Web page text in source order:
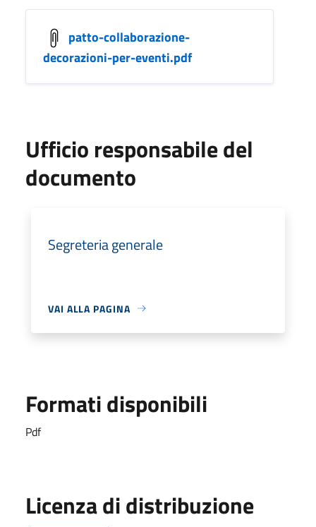
patto-collaborazione-
decorazioni-per-eventi.pdf
Ufficio responsabile del
documento
Segreteria generale
VAI ALLA PAGINA
Formati disponibili
Pdf
Licenza di distribuzione